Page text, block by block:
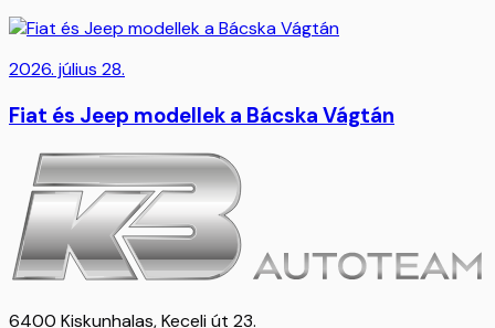
2026. július 28.
Fiat és Jeep modellek a Bácska Vágtán
6400 Kiskunhalas, Keceli út 23.